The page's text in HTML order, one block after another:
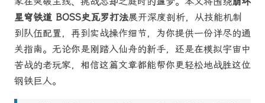
星穹铁道 BOSS史瓦罗打法展开深度剖析，从技能机制
到队伍配置，再到实战操作细节，为你提供一份详尽的通
关指南。无论你是刚踏入仙舟的新手，还是在模拟宇宙中
苦战的老玩家，相信这篇文章都能帮你更轻松地战胜这位
钢铁巨人。